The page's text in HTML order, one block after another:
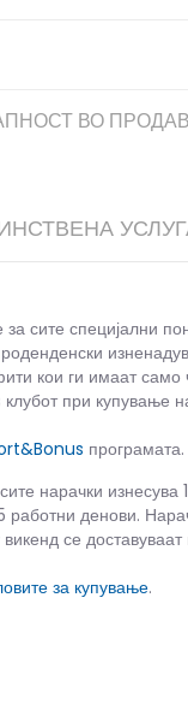
ВО
за сите специјални
кои ги имаат само
при купување
програмата.
нарачки
работни денови.
викенд се
за купување.